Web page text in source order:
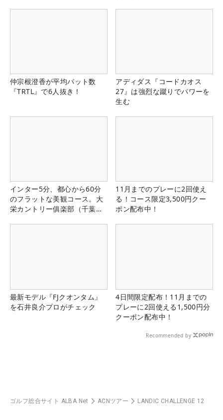
仲宗根澄香が平均パット数
『TRTL』で6人抜き！
アディダス『コードカオス
27』は強烈な蹴りでパワーを
生む
インター5分、都心から60分
のフラットな美観コース。大
栄カントリー俱楽部（千葉
11月までのプレーに2回使え
る！コース限定3,500円クー
ポン配布中！
最新モデル『FJクオンタム』
を石井良介プロがチェック
4日間限定配布！11月までの
プレーに2回使える1,500円分
クーポン配布中！
Recommended by
ゴルフ総合サイト ALBA Net ACNツアー LANDIC CHALLENGE 12